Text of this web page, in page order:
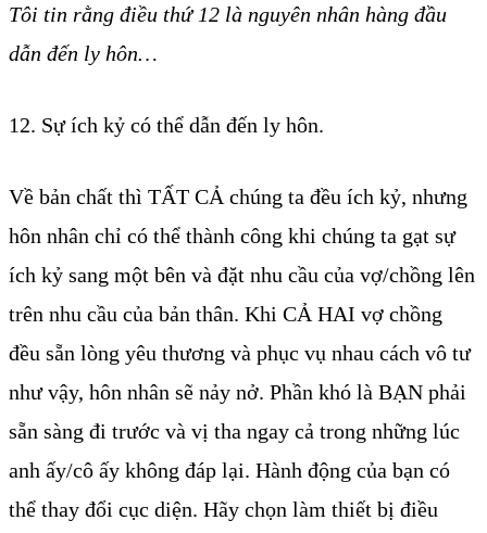
Tôi tin rằng điều thứ 12 là nguyên nhân hàng đầu
dẫn đến ly hôn…
12. Sự ích kỷ có thể dẫn đến ly hôn.
Về bản chất thì TẤT CẢ chúng ta đều ích kỷ, nhưng
hôn nhân chỉ có thể thành công khi chúng ta gạt sự
ích kỷ sang một bên và đặt nhu cầu của vợ/chồng lên
trên nhu cầu của bản thân. Khi CẢ HAI vợ chồng
đều sẵn lòng yêu thương và phục vụ nhau cách vô tư
như vậy, hôn nhân sẽ nảy nở. Phần khó là BẠN phải
sẵn sàng đi trước và vị tha ngay cả trong những lúc
anh ấy/cô ấy không đáp lại. Hành động của bạn có
thể thay đổi cục diện. Hãy chọn làm thiết bị điều